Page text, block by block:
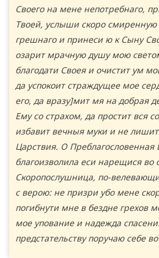
Своего на мене непотребнаго,
Твоей, услыши скоро
грешнаго и принеси ю к Сыну
озарит мрачную душу мою
благодати Своея и очистит ум
да успокоит страждущее мое
его, да вразу]мит мя на добрая
Ему со страхом, да простит вся
избавит вечныя муки и не лишит
Царствия. О Преблагословенная
благоизволила еси нарещися во
Скоропослушница, по-
с верою: не призри убо мене
погибнути мне в бездне грехов
мое упование и надежда
предстательству поручаю себе